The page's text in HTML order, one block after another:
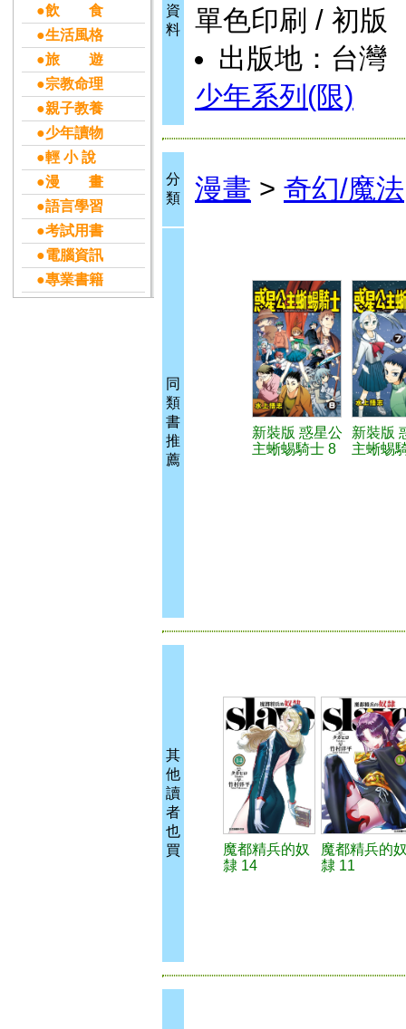
●飲 食
●生活風格
●旅 遊
●宗教命理
●親子教養
●少年讀物
●輕 小 說
●漫 畫
●語言學習
●考試用書
●電腦資訊
●專業書籍
資
料
單色印刷 / 初版
出版地：台灣
少年系列(限)
分
類
漫畫 > 奇幻/魔法
同
類
書
推
薦
新裝版 惑星公
主蜥蜴騎士 8
新裝版
主蜥蜴
其
他
讀
者
也
買
魔都精兵的奴
隸 14
魔都精兵的
隸 11